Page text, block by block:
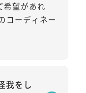
希望があれ
コーディネー
我をし